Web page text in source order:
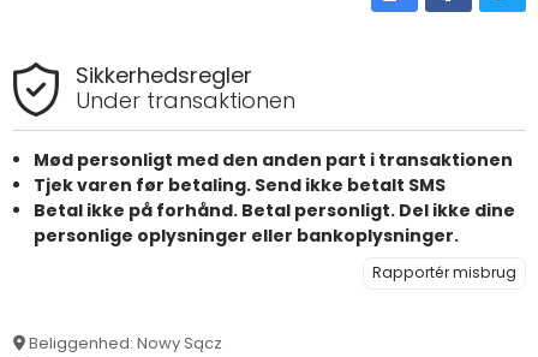
Sikkerhedsregler
Under transaktionen
Mød personligt med den anden part i transaktionen
Tjek varen før betaling. Send ikke betalt SMS
Betal ikke på forhånd. Betal personligt. Del ikke dine
personlige oplysninger eller bankoplysninger.
Rapportér misbrug
Beliggenhed: Nowy Sącz